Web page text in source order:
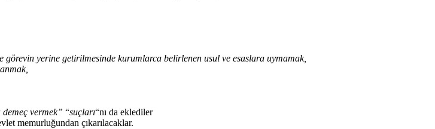
yerine getirilmesinde kurumlarca belirlenen usul ve esaslara uymamak,
vermek” “suçları“nı da eklediler
memurluğundan çıkarılacaklar.